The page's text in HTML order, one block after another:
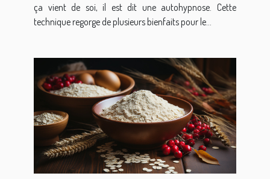
ça vient de soi, il est dit une autohypnose. Cette
technique regorge de plusieurs bienfaits pour le...